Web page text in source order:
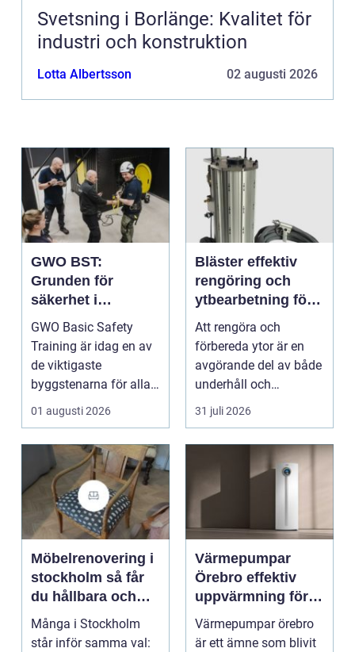
Svetsning i Borlänge: Kvalitet för
industri och konstruktion
Lotta Albertsson 02 augusti 2026
GWO BST:
Grunden för
säkerhet i
vindkraftsbransch
en
GWO Basic Safety
Training är idag en av
de viktigaste
byggstenarna för alla
som vill arbet...
01 augusti 2026
Bläster effektiv
rengöring och
ytbearbetning för
proffs och
hantverkare
Att rengöra och
förbereda ytor är en
avgörande del av både
underhåll och
renovering. Färg, rost,
smu...
31 juli 2026
Möbelrenovering i
stockholm så får
du hållbara och
vackra möbler
Många i Stockholm
står inför samma val:
Värmepumpar
Örebro effektiv
uppvärmning för
hus och
fastigheter
Värmepumpar örebro
är ett ämne som blivit